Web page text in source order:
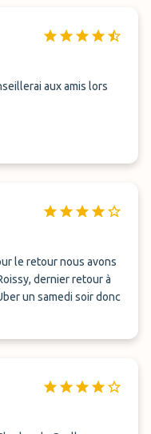
aux amis lors
le retour nous avons
dernier retour à
un samedi soir donc